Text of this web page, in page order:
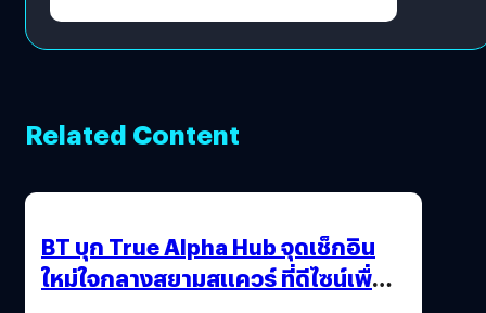
Related Content
BT บุก True Alpha Hub จุดเช็กอิน
ใหม่ใจกลางสยามสแควร์ ที่ดีไซน์เพื่อ